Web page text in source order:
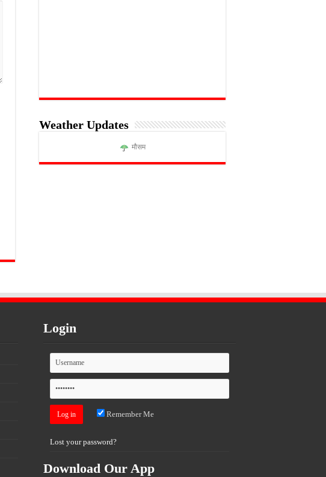
Weather Updates
मौसम
Login
Remember Me
Lost your password?
Download Our App